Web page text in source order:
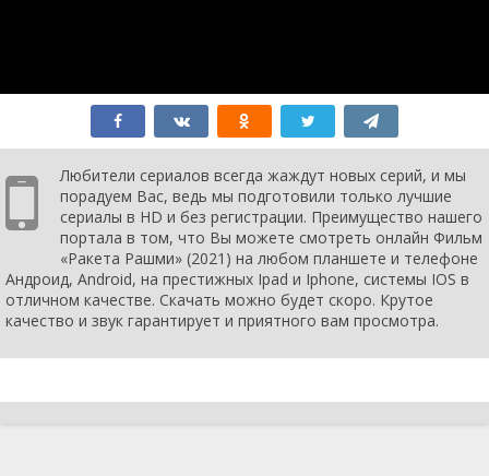
Любители сериалов всегда жаждут новых серий, и мы
порадуем Вас, ведь мы подготовили только лучшие
сериалы в HD и без регистрации. Преимущество нашего
портала в том, что Вы можете смотреть онлайн Фильм
«Ракета Рашми» (2021) на любом планшете и телефоне
Андроид, Android, на престижных Ipad и Iphone, системы IOS в
отличном качестве. Скачать можно будет скоро. Крутое
качество и звук гарантирует и приятного вам просмотра.